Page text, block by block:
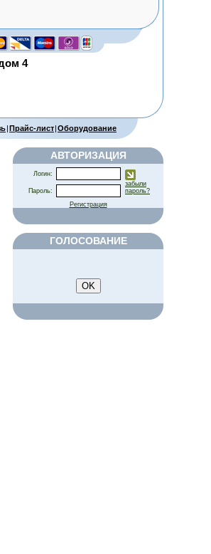
4
|Прайс-лист|Оборудование
АВТОРИЗАЦИЯ
Логин:
Пароль:
забыли
пароль?
Регистрация
ГОЛОСОВАНИЕ